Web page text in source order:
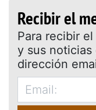
Recibir el
Para recibir el
y sus noticias
dirección